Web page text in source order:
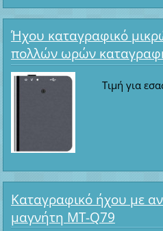
Ήχου καταγραφικό
πολλών ωρών
Τιμή για
Καταγραφικό ήχου με
μαγνήτη MT-Q79